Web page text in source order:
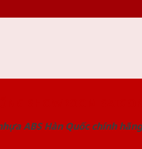
ABS Hàn Quốc chính